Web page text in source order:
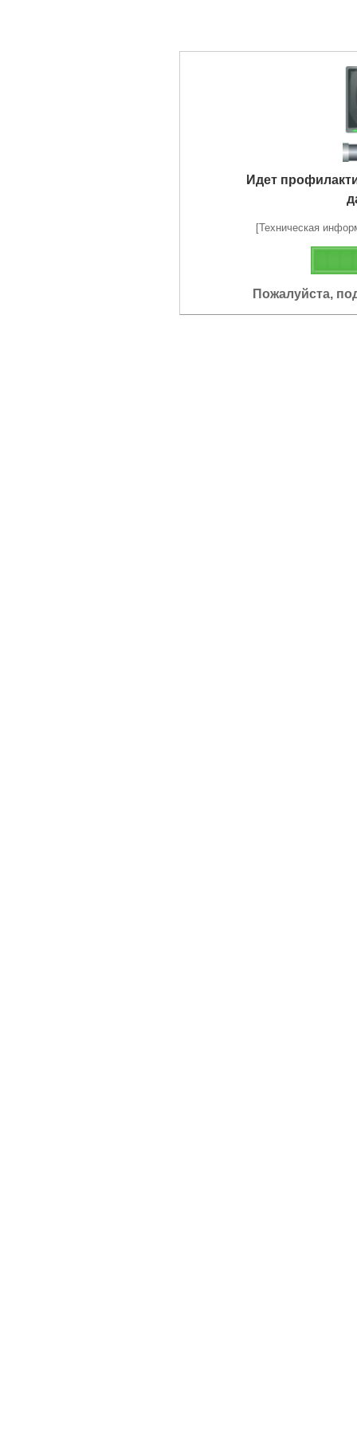
Идет
[Техническая
Пожалуйста,